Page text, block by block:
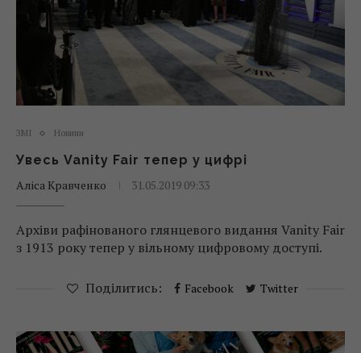
ЗМІ Новини
Увесь Vanity Fair тепер у цифрі
Аліса Кравченко
31.05.2019 09:33
Архіви рафінованого глянцевого видання Vanity Fair
з 1913 року тепер у вільному цифровому доступі.
Поділитись: Facebook Twitter